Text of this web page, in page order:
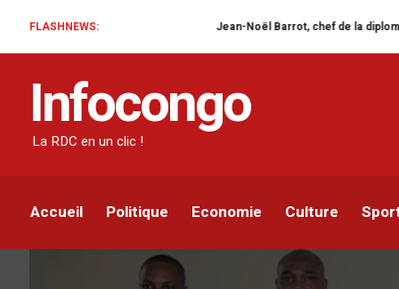
FLASHNEWS: Jean-Noël Barrot, chef de la diplomatie française en
Infocongo
La RDC en un clic !
Accueil Politique Economie Culture
Kasaï central : Daniel
tête de l’Assemblée